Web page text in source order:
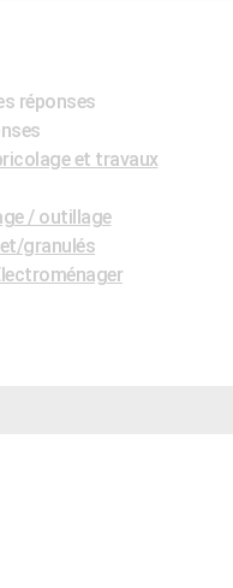
réponses
et travaux
/ outillage
granulés